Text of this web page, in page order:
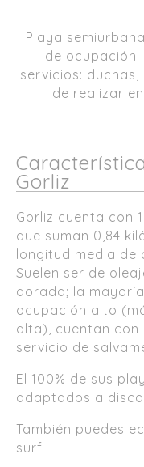
Playa
de ocupación.
servicios:
de realizar
Gorliz
Gorliz cuenta con
que suman 0,84
longitud media de
Suelen ser de
dorada; la
ocupación alto
alta), cuentan con
servicio de
El 100% de sus
adaptados a
También puedes
surf